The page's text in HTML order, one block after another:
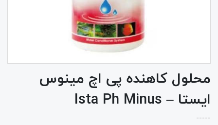
محلول کاهنده پی اچ مینوس
ایستا – Ista Ph Minus
-----